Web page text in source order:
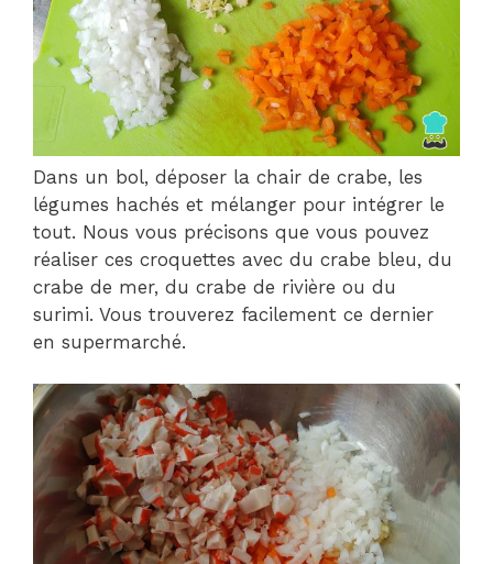
Dans un bol, déposer la chair de crabe, les
légumes hachés et mélanger pour intégrer le
tout. Nous vous précisons que vous pouvez
réaliser ces croquettes avec du crabe bleu, du
crabe de mer, du crabe de rivière ou du
surimi. Vous trouverez facilement ce dernier
en supermarché.